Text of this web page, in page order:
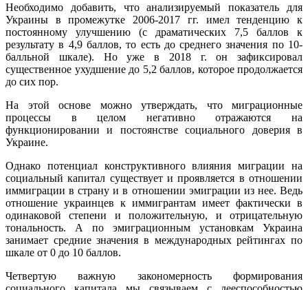
Необходимо добавить, что анализируемый показатель для
Украины в промежутке 2006-2017 гг. имел тенденцию к
постоянному улучшению (с драматических 7,5 баллов к
результату в 4,9 баллов, то есть до среднего значения по 10-
балльной шкале). Но уже в 2018 г. он зафиксировал
существенное ухудшение до 5,2 баллов, которое продолжается
до сих пор.
На этой основе можно утверждать, что миграционные
процессы в целом негативно отражаются на
функционировании и постоянстве социального доверия в
Украине.
Однако потенциал конструктивного влияния миграции на
социальный капитал существует и проявляется в отношении
иммиграции в страну и в отношении эмиграции из нее. Ведь
отношение украинцев к иммигрантам имеет фактически в
одинаковой степени и положительную, и отрицательную
тональность. А по эмиграционным установкам Украина
занимает средние значения в международных рейтингах по
шкале от 0 до 10 баллов.
Четвертую важную закономерность формирования